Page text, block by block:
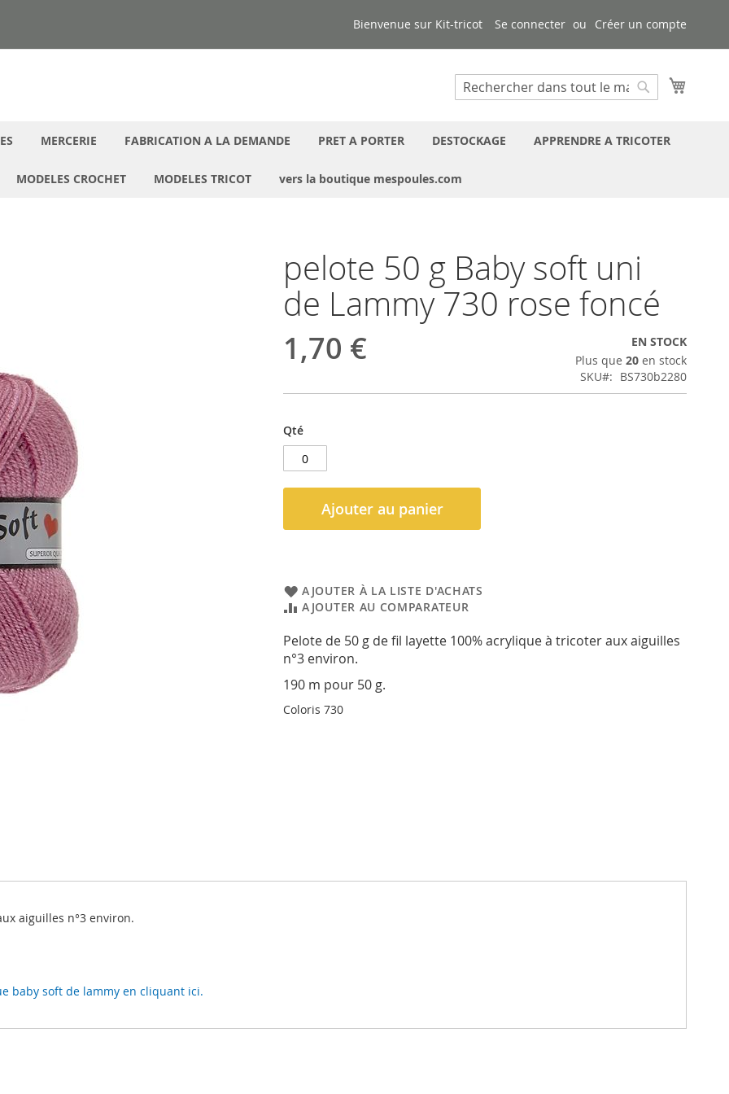
Bienvenue sur Kit-tricot Se connecter Créer un compte
Chercher
MERCERIE FABRICATION A LA DEMANDE PRET A PORTER DESTOCKAGE APPRENDRE A TRICOTER
MODELES CROCHET MODELES TRICOT vers la boutique mespoules.com
pelote 50 g Baby soft uni
de Lammy 730 rose foncé
1,70 €
EN STOCK
Plus que 20 en stock
SKU
BS730b2280
Qté
Ajouter au panier
AJOUTER À LA LISTE D'ACHATS
AJOUTER AU COMPARATEUR
Pelote de 50 g de fil layette 100% acrylique à tricoter aux aiguilles
n°3 environ.
190 m pour 50 g.
Coloris 730
aiguilles n°3 environ.
baby soft de lammy en cliquant ici.